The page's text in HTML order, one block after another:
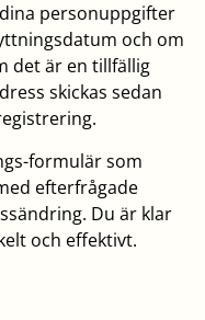
personuppgifter
och om
det är en tillfällig
skickas sedan
formulär som
efterfrågade
Du är klar
och effektivt.